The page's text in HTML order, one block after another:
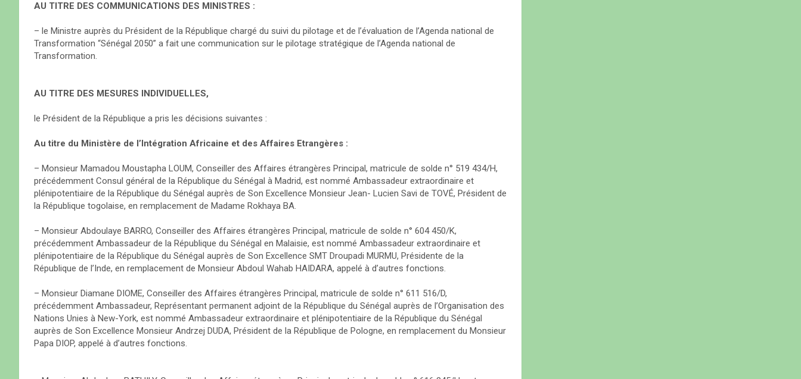
AU TITRE DES COMMUNICATIONS DES MINISTRES :
– le Ministre auprès du Président de la République chargé du suivi du pilotage et de l’évaluation de l’Agenda national de
Transformation “Sénégal 2050” a fait une communication sur le pilotage stratégique de l’Agenda national de
Transformation.
AU TITRE DES MESURES INDIVIDUELLES,
le Président de la République a pris les décisions suivantes :
Au titre du Ministère de l’Intégration Africaine et des Affaires Etrangères :
– Monsieur Mamadou Moustapha LOUM, Conseiller des Affaires étrangères Principal, matricule de solde n° 519 434/H,
précédemment Consul général de la République du Sénégal à Madrid, est nommé Ambassadeur extraordinaire et
plénipotentiaire de la République du Sénégal auprès de Son Excellence Monsieur Jean- Lucien Savi de TOVÉ, Président de
la République togolaise, en remplacement de Madame Rokhaya BA.
– Monsieur Abdoulaye BARRO, Conseiller des Affaires étrangères Principal, matricule de solde n° 604 450/K,
précédemment Ambassadeur de la République du Sénégal en Malaisie, est nommé Ambassadeur extraordinaire et
plénipotentiaire de la République du Sénégal auprès de Son Excellence SMT Droupadi MURMU, Présidente de la
République de l’Inde, en remplacement de Monsieur Abdoul Wahab HAIDARA, appelé à d’autres fonctions.
– Monsieur Diamane DIOME, Conseiller des Affaires étrangères Principal, matricule de solde n° 611 516/D,
précédemment Ambassadeur, Représentant permanent adjoint de la République du Sénégal auprès de l’Organisation des
Nations Unies à New-York, est nommé Ambassadeur extraordinaire et plénipotentiaire de la République du Sénégal
auprès de Son Excellence Monsieur Andrzej DUDA, Président de la République de Pologne, en remplacement du Monsieur
Papa DIOP, appelé à d’autres fonctions.